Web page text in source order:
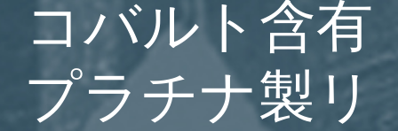
コバルト含有
プラチナ製リ